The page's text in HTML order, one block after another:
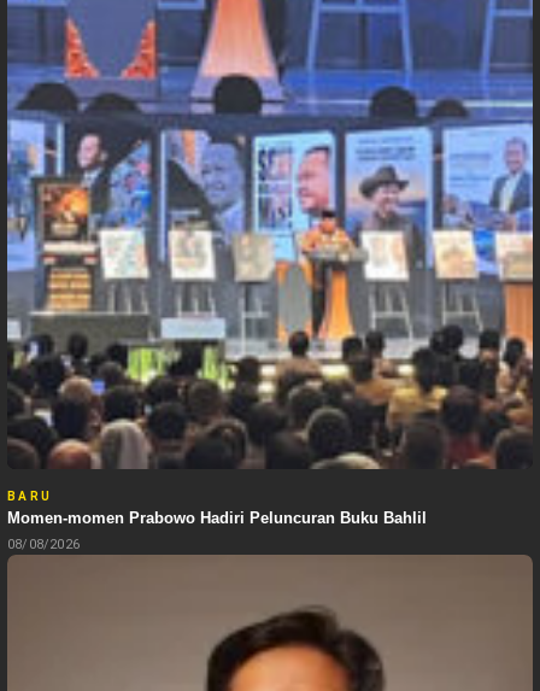
BARU
Momen-momen Prabowo Hadiri Peluncuran Buku Bahlil
08/08/2026